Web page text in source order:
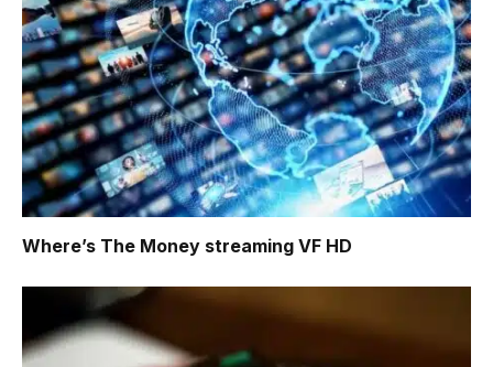
Where’s The Money streaming VF HD